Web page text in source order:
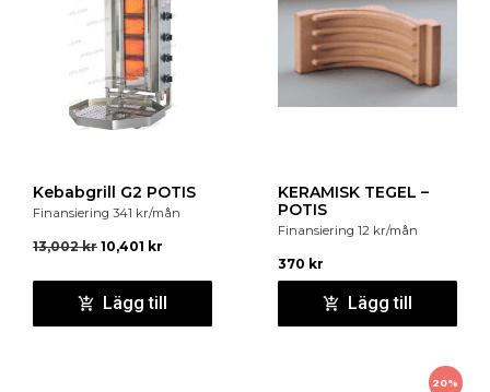
om 30 mm
4 par tippfria hyllstöd
i rostfritt stål
Dörren är utrustad
med lås, magnetisk packning
och tåliga fjädergångjärn, står öppen i 90° och är
självstängande
HCFC köldmediumsystem och för centralkylda
produkter hygientak
Kebabgrill G2 POTIS
Finansiering 341 kr/mån
13,002kr 10,401 kr
Lägg till
KERAMISK TEGEL –
POTIS
Finansiering 12 kr/mån
370 kr
Lägg till
20%